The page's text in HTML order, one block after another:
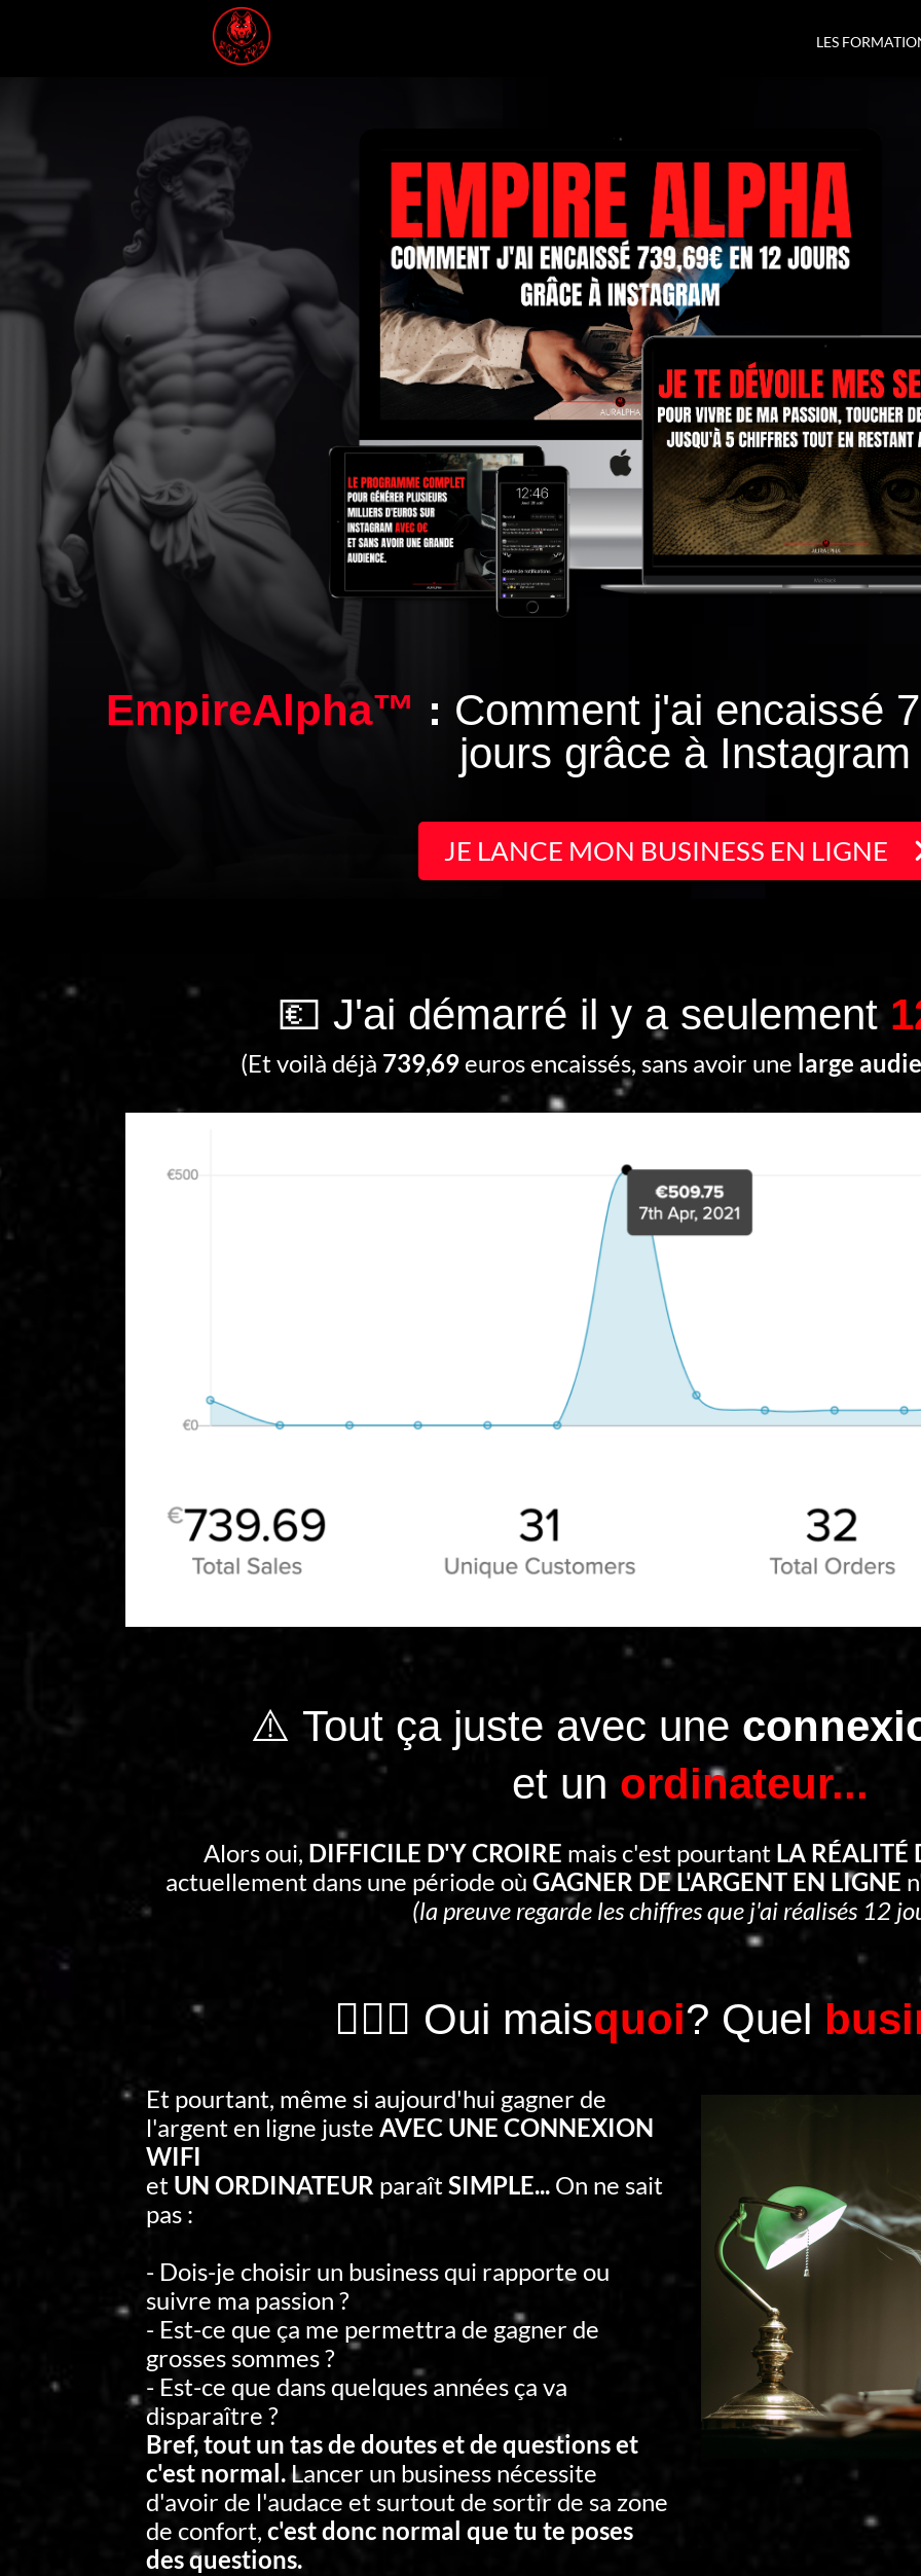
LES
EmpireAlpha™ : Comment j'ai encaissé
jours grâce à Instagram
JE LANCE MON BUSINESS EN LIGNE
💶 J'ai démarré il y a seulement
(Et voilà déjà 739,69 euros encaissés, sans avoir une large
⚠️ Tout ça juste avec une
et un ordinateur...
Alors oui, DIFFICILE D'Y CROIRE mais c'est pourtant LA RÉALITÉ
actuellement dans une période où GAGNER DE L'ARGENT EN LIGNE
(la preuve regarde les chiffres que j'ai réalisés 12
🤷🏻‍♂️ Oui maisquoi? Quel
Et pourtant, même si aujourd'hui gagner de
l'argent en ligne juste AVEC UNE CONNEXION
WIFI
et UN ORDINATEUR paraîtSIMPLE... On ne sait
pas :
- Dois-je choisir un business qui rapporte ou
suivre ma passion ?
- Est-ce que ça me permettra de gagner de
grosses sommes ?
- Est-ce que dans quelques années ça va
disparaître ?
Bref, tout un tas de doutes et de questions et
c'est normal.Lancer un business nécessite
d'avoir de l'audace et surtout de sortir de sa zone
de confort, c'est donc normal que tu te poses
des questions.